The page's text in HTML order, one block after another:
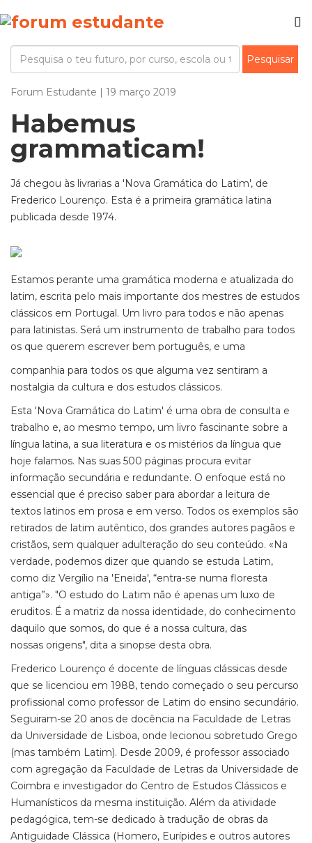
Forum Estudante | 19 março 2019
Habemus
grammaticam!
Já chegou às livrarias a 'Nova Gramática do Latim', de
Frederico Lourenço. Esta é a primeira gramática latina
publicada desde 1974.
Estamos perante uma gramática moderna e atualizada do
latim, escrita pelo mais importante dos mestres de estudos
clássicos em Portugal. Um livro para todos e não apenas
para latinistas. Será um instrumento de trabalho para todos
os que querem escrever bem português, e uma
companhia para todos os que alguma vez sentiram a
nostalgia da cultura e dos estudos clássicos.
Esta 'Nova Gramática do Latim' é uma obra de consulta e
trabalho e, ao mesmo tempo, um livro fascinante sobre a
língua latina, a sua literatura e os mistérios da língua que
hoje falamos. Nas suas 500 páginas procura evitar
informação secundária e redundante. O enfoque está no
essencial que é preciso saber para abordar a leitura de
textos latinos em prosa e em verso. Todos os exemplos são
retirados de latim autêntico, dos grandes autores pagãos e
cristãos, sem qualquer adulteração do seu conteúdo. «Na
verdade, podemos dizer que quando se estuda Latim,
como diz Vergílio na 'Eneida', “entra-se numa floresta
antiga”». "O estudo do Latim não é apenas um luxo de
eruditos. É a matriz da nossa identidade, do conhecimento
daquilo que somos, do que é a nossa cultura, das
nossas origens", dita a sinopse desta obra.
Frederico Lourenço é docente de línguas clássicas desde
que se licenciou em 1988, tendo começado o seu percurso
profissional como professor de Latim do ensino secundário.
Seguiram-se 20 anos de docência na Faculdade de Letras
da Universidade de Lisboa, onde lecionou sobretudo Grego
(mas também Latim). Desde 2009, é professor associado
com agregação da Faculdade de Letras da Universidade de
Coimbra e investigador do Centro de Estudos Clássicos e
Humanísticos da mesma instituição. Além da atividade
pedagógica, tem-se dedicado à tradução de obras da
Antiguidade Clássica (Homero, Eurípides e outros autores